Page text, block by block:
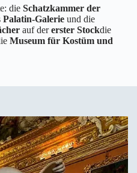
die Schatzkammer der
Palatin-Galerie und die
auf dererster Stockdie
Museum für Kostüm und